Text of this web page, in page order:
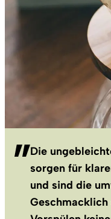
Die
sorgen für
und sind die